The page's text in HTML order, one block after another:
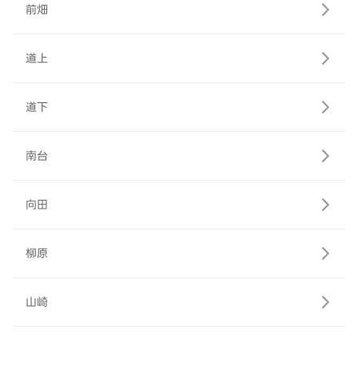
前畑
道上
道下
南台
向田
柳原
山崎